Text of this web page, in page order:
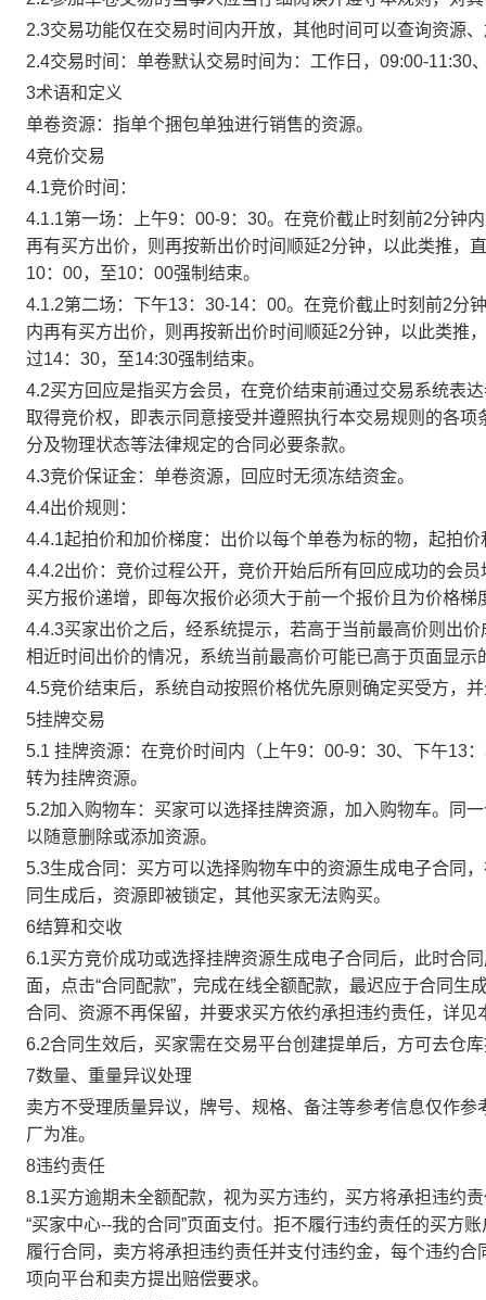
2.3交易功能仅在交易时间内开放，其他时间可以查询资源
2.4交易时间：单卷默认交易时间为：工作日，09:00-11:30
3术语和定义
单卷资源：指单个捆包单独进行销售的资源。
4竞价交易
4.1竞价时间：
4.1.1第一场：上午9：00-9：30。在竞价截止时刻前2分钟
再有买方出价，则再按新出价时间顺延2分钟，以此类推，
10：00，至10：00强制结束。
4.1.2第二场：下午13：30-14：00。在竞价截止时刻前2分
内再有买方出价，则再按新出价时间顺延2分钟，以此类推
过14：30，至14:30强制结束。
4.2买方回应是指买方会员，在竞价结束前通过交易系统表
取得竞价权，即表示同意接受并遵照执行本交易规则的各
分及物理状态等法律规定的合同必要条款。
4.3竞价保证金：单卷资源，回应时无须冻结资金。
4.4出价规则：
4.4.1起拍价和加价梯度：出价以每个单卷为标的物，起拍
4.4.2出价：竞价过程公开，竞价开始后所有回应成功的会
买方报价递增，即每次报价必须大于前一个报价且为价格
4.4.3买家出价之后，经系统提示，若高于当前最高价则出
相近时间出价的情况，系统当前最高价可能已高于页面显示
4.5竞价结束后，系统自动按照价格优先原则确定买受方，
5挂牌交易
5.1 挂牌资源：在竞价时间内（上午9：00-9：30、下午13
转为挂牌资源。
5.2加入购物车：买家可以选择挂牌资源，加入购物车。同
以随意删除或添加资源。
5.3生成合同：买方可以选择购物车中的资源生成电子合同
同生成后，资源即被锁定，其他买家无法购买。
6结算和交收
6.1买方竞价成功或选择挂牌资源生成电子合同后，此时合
面，点击“合同配款”，完成在线全额配款，最迟应于合同
合同、资源不再保留，并要求买方依约承担违约责任，详见
6.2合同生效后，买家需在交易平台创建提单后，方可去仓
7数量、重量异议处理
卖方不受理质量异议，牌号、规格、备注等参考信息仅作
厂为准。
8违约责任
8.1买方逾期未全额配款，视为买方违约，买方将承担违约
“买家中心--我的合同”页面支付。拒不履行违约责任的买方
履行合同，卖方将承担违约责任并支付违约金，每个违约
项向平台和卖方提出赔偿要求。